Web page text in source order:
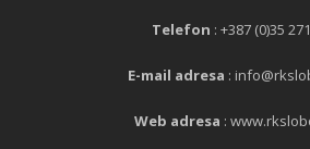
Telefon : +387 (0)35
E-mail adresa :
Web adresa :